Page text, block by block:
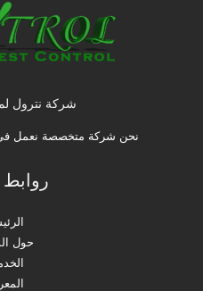
شركة نترول
نحن شركة متخصصة نعمل فى
حول